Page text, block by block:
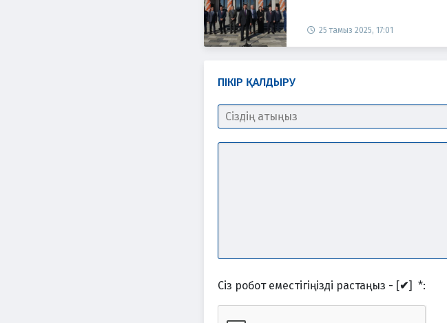
25 тамыз 2025, 17:01
ПІКІР ҚАЛДЫРУ
Сіз робот еместігіңізді растаңыз - [✔] *: